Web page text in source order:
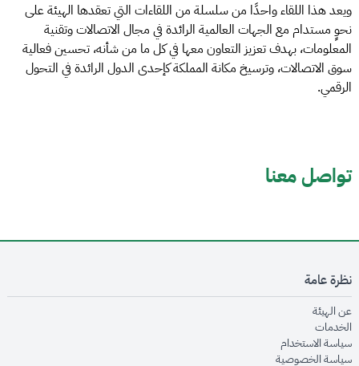
ويعد هذا اللقاء واحدًا من سلسلة من اللقاءات التي تعقدها الهيئة على
نحوٍ مستدام مع الجهات العالمية الرائدة في مجال الاتصالات وتقنية
المعلومات، بهدف تعزيز التعاون معها في كل ما من شأنه، تحسين فعالية
سوق الاتصالات، وترسيخ مكانة المملكة كإحدى الدول الرائدة في التحول
الرقمي.
تواصل معنا
نظرة عامة
عن الهيئةopens in new window
الخدماتopens in new window
سياسة الاستخدامopens in new window
سياسة الخصوصيةopens in new window